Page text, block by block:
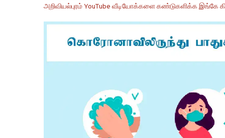
அறிவியல்புரம் YouTube வீடியோக்களை கண்டுகளிக்க இங்கே